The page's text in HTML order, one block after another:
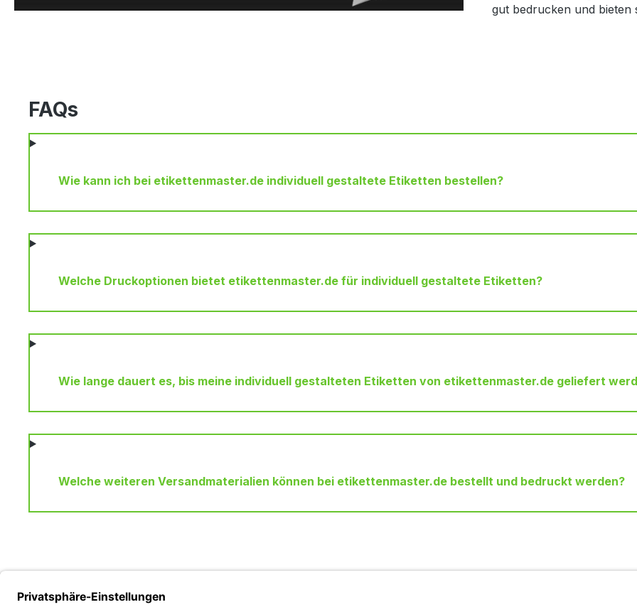
gut bedrucken und bieten
FAQs
Wie kann ich bei etikettenmaster.de individuell gestaltete Etiketten bestellen?
Welche Druckoptionen bietet etikettenmaster.de für individuell gestaltete Etiketten?
Wie lange dauert es, bis meine individuell gestalteten Etiketten von etikettenmaster.de geliefert
Welche weiteren Versandmaterialien können bei etikettenmaster.de bestellt und bedruckt werden?